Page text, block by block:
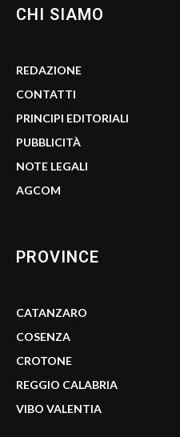
CHI SIAMO
REDAZIONE
CONTATTI
PRINCIPI EDITORIALI
PUBBLICITÀ
NOTE LEGALI
AGCOM
PROVINCE
CATANZARO
COSENZA
CROTONE
REGGIO CALABRIA
VIBO VALENTIA